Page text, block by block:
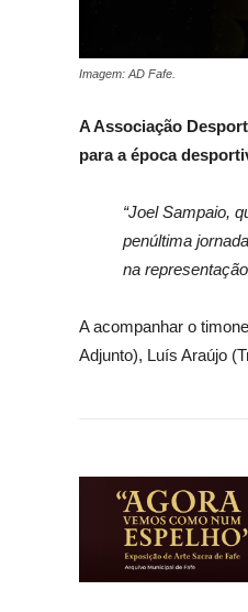
Imagem: AD Fafe.
A Associação
para a época
“Joel Sampaio,
penúltima
na
A acompanhar o
Adjunto), Luís Araújo